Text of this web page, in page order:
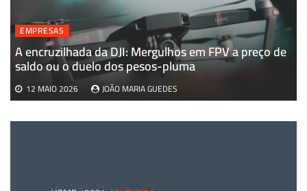
EMPRESAS
A encruzilhada da DJI: Mergulhos em FPV a preço de
saldo ou o duelo dos pesos-pluma
12 MAIO 2026 JOÃO MARIA GUEDES